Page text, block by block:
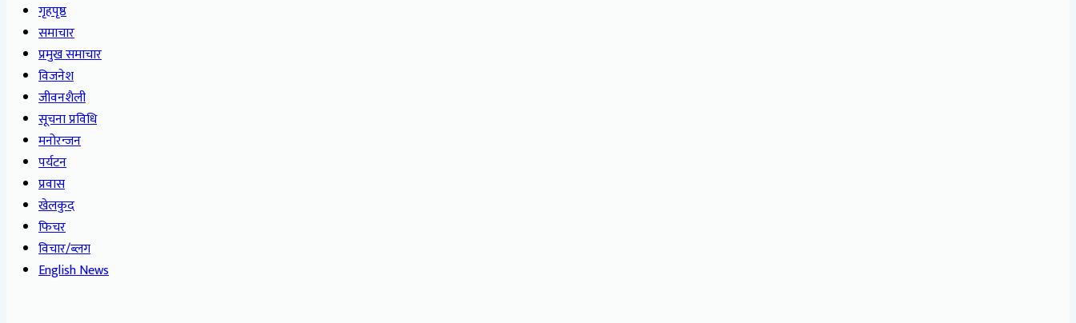
गृहपृष्ठ
समाचार
प्रमुख समाचार
विजनेश
जीवनशैली
सूचना प्रविधि
मनोरन्जन
पर्यटन
प्रवास
खेलकुद
फिचर
विचार/ब्लग
English News